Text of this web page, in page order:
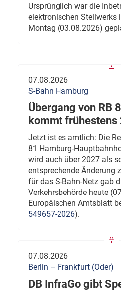
Ursprünglich war die
elektronischen Stellwerks
Montag (03.08.2026)
07.08.2026
S-Bahn Hamburg
Übergang von RB
kommt frühestens
Jetzt ist es amtlich: Die
81 Hamburg-
wird auch über 2027 als
entsprechende Änderung
für das S-Bahn-Netz gab
Verkehrsbehörde heute
Europäischen Amtsblatt
549657-2026).
07.08.2026
Berlin – Frankfurt (Oder)
DB InfraGo gibt